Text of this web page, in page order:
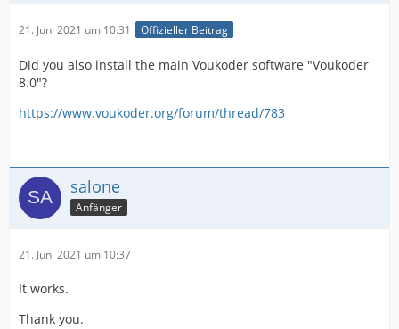
21. Juni 2021 um 10:31 Offizieller Beitrag
Did you also install the main Voukoder software "Voukoder
8.0"?
https://www.voukoder.org/forum/thread/783
salone
Anfänger
21. Juni 2021 um 10:37
It works.
Thank you.